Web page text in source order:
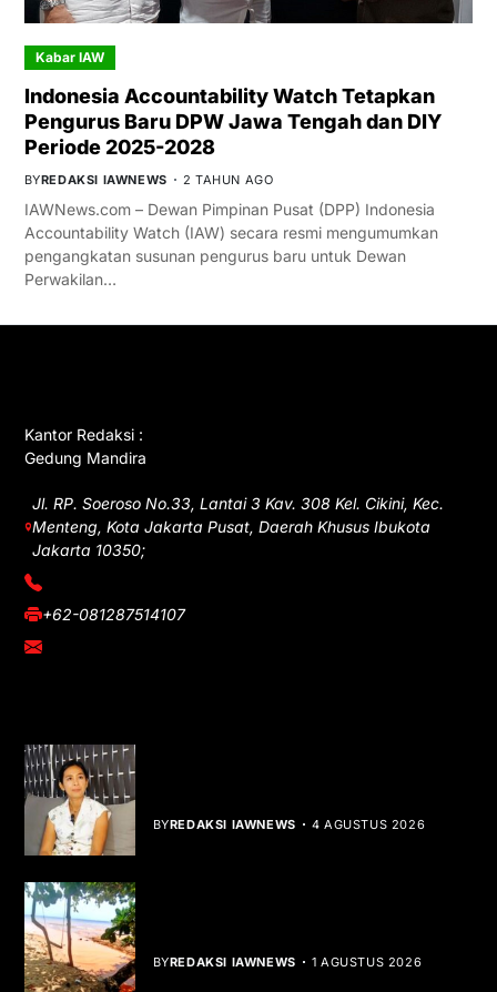
Kabar IAW
Indonesia Accountability Watch Tetapkan
Pengurus Baru DPW Jawa Tengah dan DIY
Periode 2025-2028
BYREDAKSI IAWNEWS 2 TAHUN AGO
IAWNews.com – Dewan Pimpinan Pusat (DPP) Indonesia
Accountability Watch (IAW) secara resmi mengumumkan
pengangkatan susunan pengurus baru untuk Dewan
Perwakilan…
Kantor Redaksi :
Gedung Mandira
Jl. RP. Soeroso No.33, Lantai 3 Kav. 308 Kel. Cikini, Kec.
Menteng, Kota Jakarta Pusat, Daerah Khusus Ibukota
Jakarta 10350;
(021) 3908026
+62-081287514107
adm@iawnews.com
BYREDAKSI IAWNEWS 4 AGUSTUS 2026
BYREDAKSI IAWNEWS 1 AGUSTUS 2026